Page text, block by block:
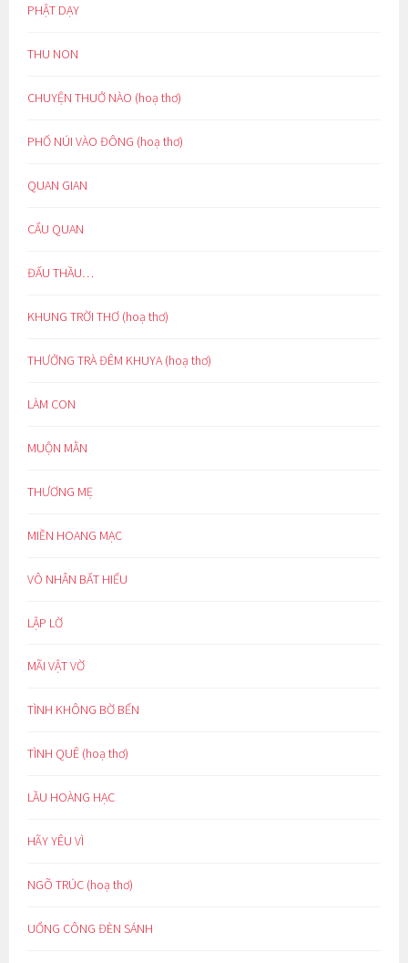
PHẬT DẠY
THU NON
CHUYỆN THUỞ NÀO (hoạ thơ)
PHỐ NÚI VÀO ĐÔNG (hoạ thơ)
QUAN GIAN
CẨU QUAN
ĐẤU THẦU…
KHUNG TRỜI THƠ (hoạ thơ)
THƯỞNG TRÀ ĐÊM KHUYA (hoạ thơ)
LÀM CON
MUỘN MẰN
THƯƠNG MẸ
MIỀN HOANG MẠC
VÔ NHÂN BẤT HIẾU
LẬP LỜ
MÃI VẬT VỜ
TÌNH KHÔNG BỜ BẾN
TÌNH QUÊ (hoạ thơ)
LẦU HOÀNG HẠC
HÃY YÊU VÌ
NGÕ TRÚC (hoạ thơ)
UỔNG CÔNG ĐÈN SÁNH